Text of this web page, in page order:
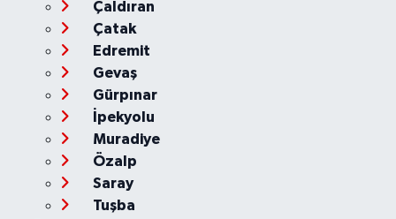
Çaldıran
Çatak
Edremit
Gevaş
Gürpınar
İpekyolu
Muradiye
Özalp
Saray
Tuşba